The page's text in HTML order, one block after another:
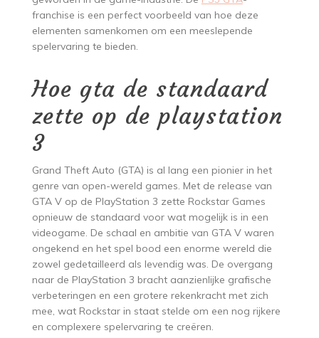
franchise is een perfect voorbeeld van hoe deze
elementen samenkomen om een meeslepende
spelervaring te bieden.
Hoe gta de standaard
zette op de playstation
3
Grand Theft Auto (GTA) is al lang een pionier in het
genre van open-wereld games. Met de release van
GTA V op de PlayStation 3 zette Rockstar Games
opnieuw de standaard voor wat mogelijk is in een
videogame. De schaal en ambitie van GTA V waren
ongekend en het spel bood een enorme wereld die
zowel gedetailleerd als levendig was. De overgang
naar de PlayStation 3 bracht aanzienlijke grafische
verbeteringen en een grotere rekenkracht met zich
mee, wat Rockstar in staat stelde om een nog rijkere
en complexere spelervaring te creëren.